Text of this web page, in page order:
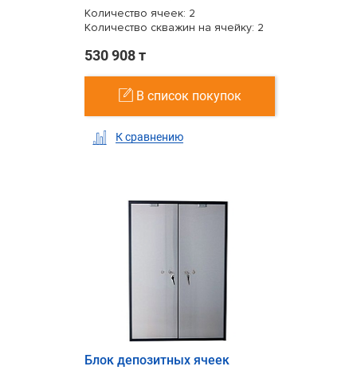
Количество ячеек: 2
Количество скважин на ячейку: 2
530 908 т
В список покупок
К сравнению
Блок депозитных ячеек